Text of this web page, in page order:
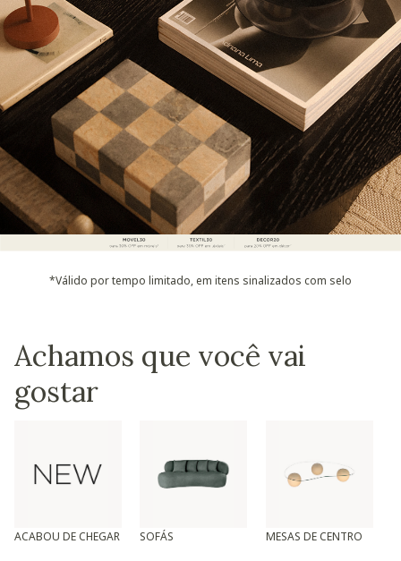
*Válido por tempo limitado, em itens sinalizados com selo
Achamos que você vai
gostar
ACABOU DE CHEGAR SOFÁS MESAS DE CENTRO